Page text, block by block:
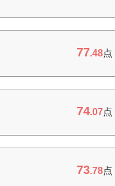
77.48点
74.07点
73.78点